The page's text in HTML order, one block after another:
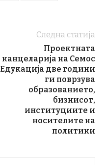
Следна статија
Проектната
канцеларија на Семос
Едукација две години
ги поврзува
образованието,
бизнисот,
институциите и
носителите на
политики